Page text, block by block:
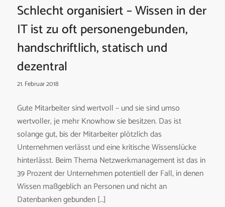
Schlecht organisiert – Wissen in der
IT ist zu oft personengebunden,
handschriftlich, statisch und
dezentral
21. Februar 2018
Gute Mitarbeiter sind wertvoll – und sie sind umso
wertvoller, je mehr Knowhow sie besitzen. Das ist
solange gut, bis der Mitarbeiter plötzlich das
Unternehmen verlässt und eine kritische Wissenslücke
hinterlässt. Beim Thema Netzwerkmanagement ist das in
39 Prozent der Unternehmen potentiell der Fall, in denen
Wissen maßgeblich an Personen und nicht an
Datenbanken gebunden […]